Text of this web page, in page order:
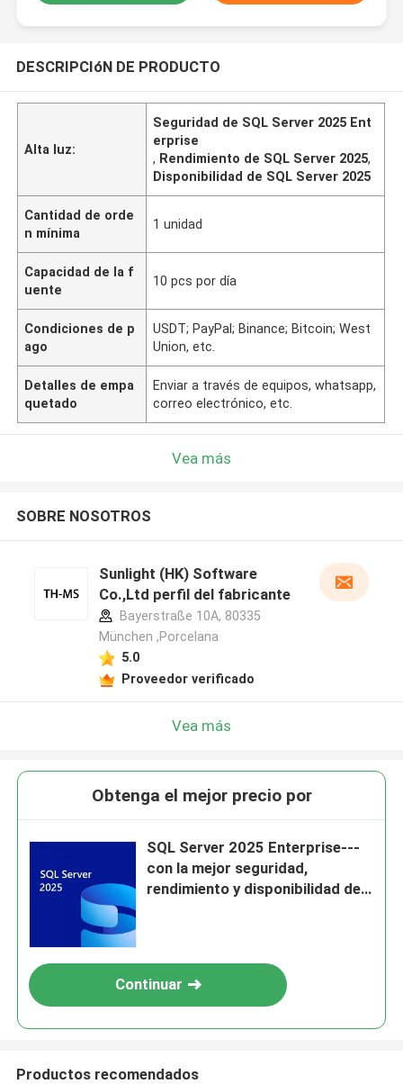
DESCRIPCIóN DE PRODUCTO
Alta luz:
Seguridad de SQL Server 2025 Ent
erprise
, Rendimiento de SQL Server 2025,
Disponibilidad de SQL Server 2025
Cantidad de orde
n mínima
1 unidad
Capacidad de la f
uente
10 pcs por día
Condiciones de p
ago
USDT; PayPal; Binance; Bitcoin; West
Union, etc.
Detalles de empa
quetado
Enviar a través de equipos, whatsapp,
correo electrónico, etc.
Vea más
SOBRE NOSOTROS
Sunlight (HK) Software
Co.,Ltd perfil del fabricante
Bayerstraße 10A, 80335
München ,Porcelana
5.0
Proveedor verificado
Vea más
Obtenga el mejor precio por
SQL Server 2025 Enterprise---
con la mejor seguridad,
rendimiento y disponibilidad de
Continuar
Productos recomendados